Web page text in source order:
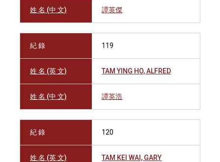
姓 名 (中 文) 譚英傑
紀 錄 119
姓 名 (英 文) TAM YING HO, ALFRED
姓 名 (中 文) 譚英浩
紀 錄 120
姓 名 (英 文) TAM KEI WAI, GARY